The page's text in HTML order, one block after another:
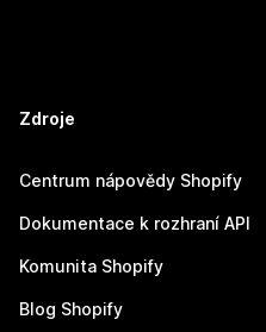
Zdroje
Centrum nápovědy Shopify
Dokumentace k rozhraní API
Komunita Shopify
Blog Shopify